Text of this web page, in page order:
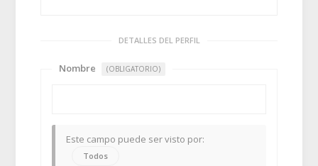
DETALLES DEL PERFIL
Nombre (OBLIGATORIO)
Este campo puede ser visto por:
Todos